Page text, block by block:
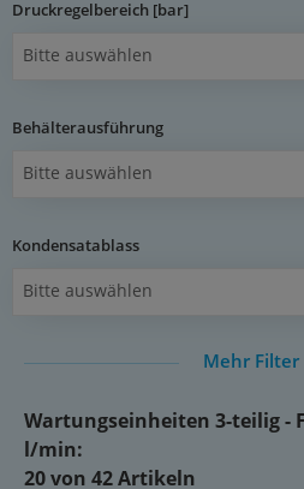
1,5 - 16 bar (Baureihe 0: 1,5 - 12 bar)
Kondensatentleerung:
Manometeranschluss:
G 1/4" (Baureihe 0: G 1/8")
5 µm
Erreichbare Druckluftqualität
[6:4:4] (ohne Kältetrockner: [6:7:4])
Medien:
Druckluft, neutrale Gase
Druckregelbereich [bar]
Bitte auswählen
Behälterausführung
Bitte auswählen
Kondensatablass
Bitte auswählen
Mehr Filter
Wartungseinheiten 3-teilig -
l/min:
20 von 42 Artikeln